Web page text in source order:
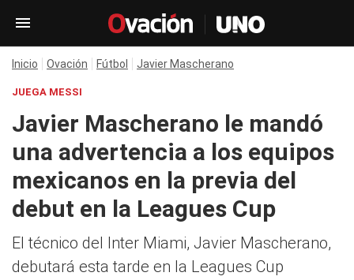
Inicio Ovación Fútbol Javier Mascherano
JUEGA MESSI
Javier Mascherano le mandó
una advertencia a los equipos
mexicanos en la previa del
debut en la Leagues Cup
El técnico del Inter Miami, Javier Mascherano,
debutará esta tarde en la Leagues Cup